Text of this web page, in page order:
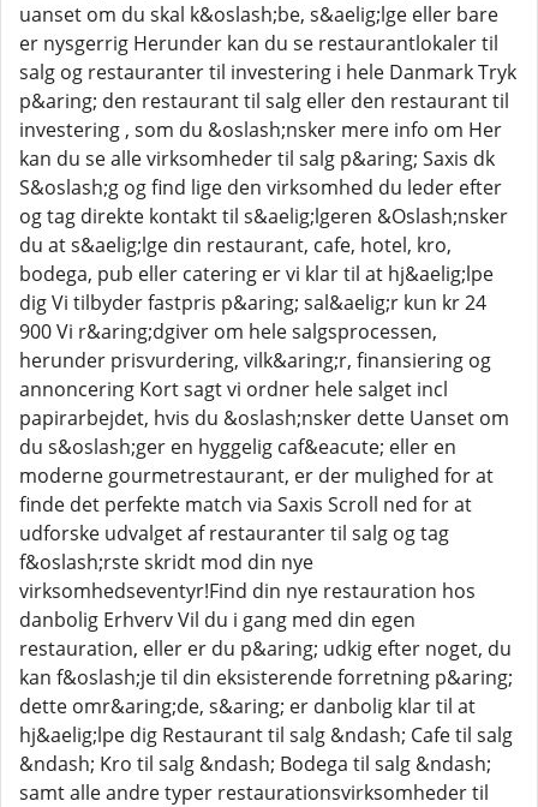
uanset om du skal k&oslash;be, s&aelig;lge eller bare
er nysgerrig Herunder kan du se restaurantlokaler til
salg og restauranter til investering i hele Danmark Tryk
p&aring; den restaurant til salg eller den restaurant til
investering , som du &oslash;nsker mere info om Her
kan du se alle virksomheder til salg p&aring; Saxis dk
S&oslash;g og find lige den virksomhed du leder efter
og tag direkte kontakt til s&aelig;lgeren &Oslash;nsker
du at s&aelig;lge din restaurant, cafe, hotel, kro,
bodega, pub eller catering er vi klar til at hj&aelig;lpe
dig Vi tilbyder fastpris p&aring; sal&aelig;r kun kr 24
900 Vi r&aring;dgiver om hele salgsprocessen,
herunder prisvurdering, vilk&aring;r, finansiering og
annoncering Kort sagt vi ordner hele salget incl
papirarbejdet, hvis du &oslash;nsker dette Uanset om
du s&oslash;ger en hyggelig caf&eacute; eller en
moderne gourmetrestaurant, er der mulighed for at
finde det perfekte match via Saxis Scroll ned for at
udforske udvalget af restauranter til salg og tag
f&oslash;rste skridt mod din nye
virksomhedseventyr!Find din nye restauration hos
danbolig Erhverv Vil du i gang med din egen
restauration, eller er du p&aring; udkig efter noget, du
kan f&oslash;je til din eksisterende forretning p&aring;
dette omr&aring;de, s&aring; er danbolig klar til at
hj&aelig;lpe dig Restaurant til salg &ndash; Cafe til salg
&ndash; Kro til salg &ndash; Bodega til salg &ndash;
samt alle andre typer restaurationsvirksomheder til